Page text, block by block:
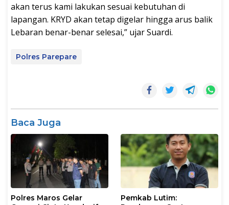
akan terus kami lakukan sesuai kebutuhan di
lapangan. KRYD akan tetap digelar hingga arus balik
Lebaran benar-benar selesai,” ujar Suardi.
Polres Parepare
Baca Juga
Polres Maros Gelar
Pemkab Lutim: